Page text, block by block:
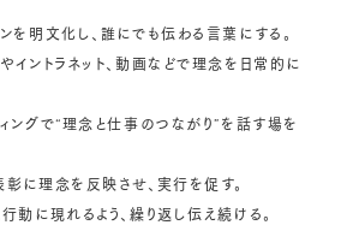
を明文化し、誰にでも伝わる言葉にする。
イントラネット、動画などで理念を日常的に
ングで“理念と仕事のつながり”を話す場を
に理念を反映させ、実行を促す。
動に現れるよう、繰り返し伝え続ける。